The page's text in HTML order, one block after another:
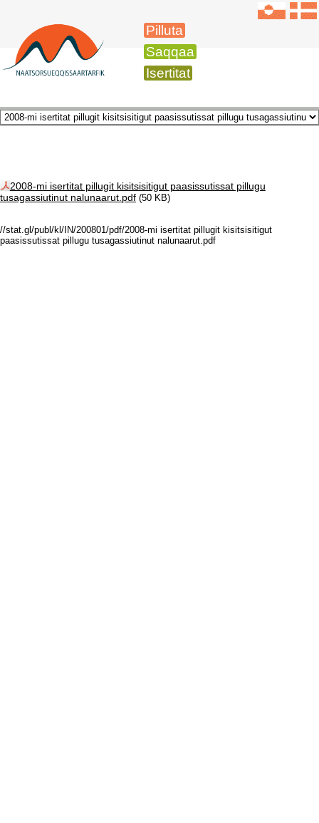
Pilluta
Saqqaa
Isertitat
2008-mi isertitat pillugit kisitsisitigut paasissutissat pillugu
tusagassiutinut nalunaarut.pdf (50 KB)
//stat.gl/publ/kl/IN/200801/pdf/2008-mi isertitat pillugit kisitsisitigut
paasissutissat pillugu tusagassiutinut nalunaarut.pdf